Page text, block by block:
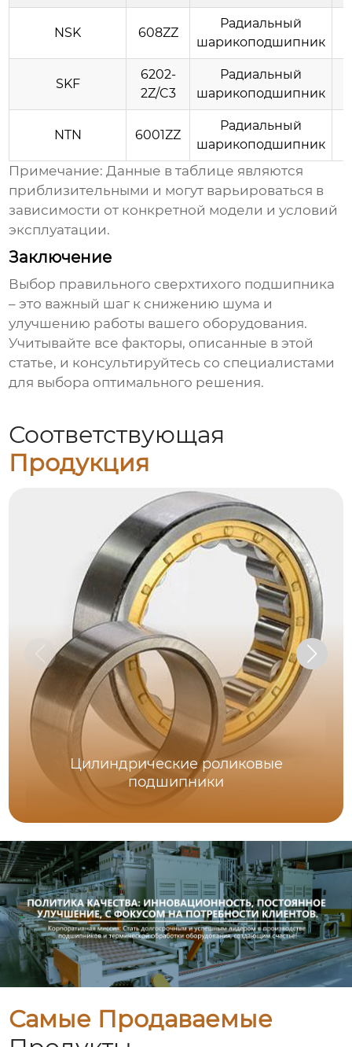
NSK 608ZZ
Радиальный
шарикоподшипник
SKF
6202-
2Z/C3
Радиальный
шарикоподшипник
NTN 6001ZZ
Радиальный
шарикоподшипник
Примечание: Данные в таблице являются
приблизительными и могут варьироваться в
зависимости от конкретной модели и условий
эксплуатации.
Заключение
Выбор правильного сверхтихого подшипника
– это важный шаг к снижению шума и
улучшению работы вашего оборудования.
Учитывайте все факторы, описанные в этой
статье, и консультируйтесь со специалистами
для выбора оптимального решения.
Соответствующая
Продукция
Цилиндрические роликовые
подшипники
Самые Продаваемые